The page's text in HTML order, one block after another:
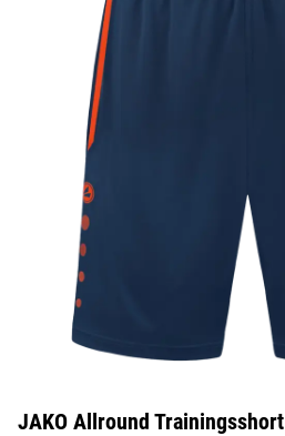
JAKO Allround Trainingsshort